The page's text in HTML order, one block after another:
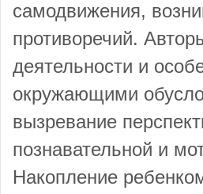
самодвижения,
противоречий.
деятельности и
окружающими
вызревание
познавательной и
Накопление